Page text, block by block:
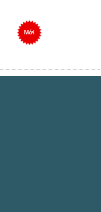
Mới